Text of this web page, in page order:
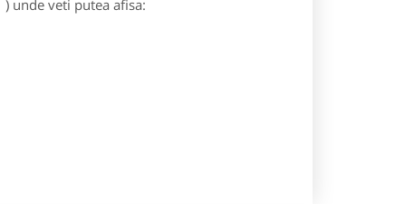
) unde veti putea afisa: